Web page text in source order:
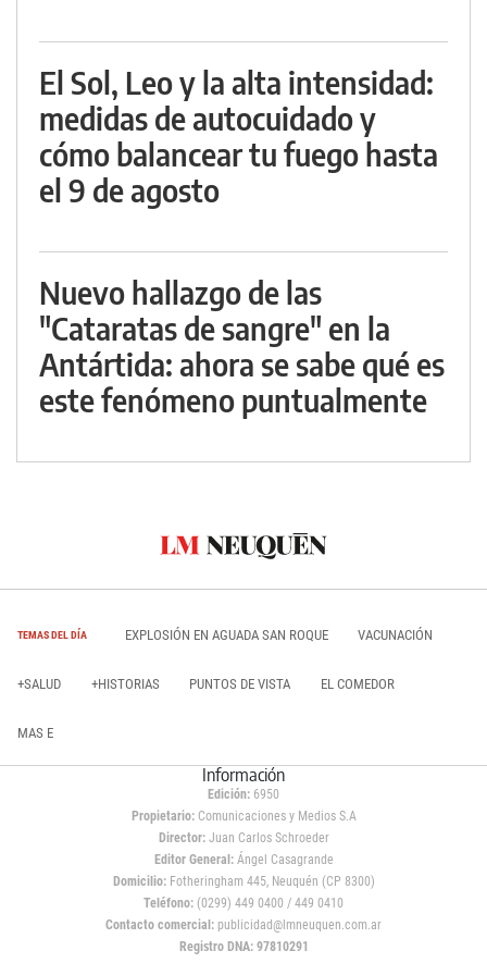
El Sol, Leo y la alta intensidad:
medidas de autocuidado y
cómo balancear tu fuego hasta
el 9 de agosto
Nuevo hallazgo de las
"Cataratas de sangre" en la
Antártida: ahora se sabe qué es
este fenómeno puntualmente
TEMAS DEL DÍA EXPLOSIÓN EN AGUADA SAN ROQUE VACUNACIÓN
+SALUD +HISTORIAS PUNTOS DE VISTA EL COMEDOR
MAS E
Información
Edición: 6950
Propietario:Comunicaciones y Medios S.A
Director: Juan Carlos Schroeder
Editor General:Ángel Casagrande
Domicilio:Fotheringham 445, Neuquén (CP 8300)
Teléfono: (0299) 449 0400 / 449 0410
Contacto comercial: publicidad@lmneuquen.com.ar
Registro DNA: 97810291